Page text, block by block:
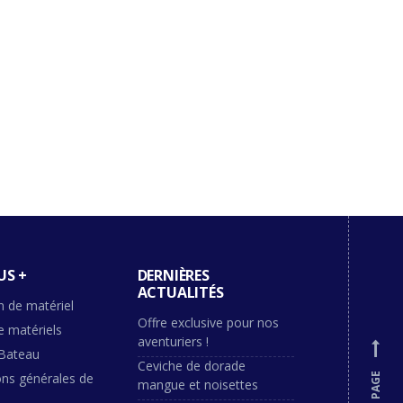
+
de matériel
matériels
générales de
DERNIÈRES
ACTUALITÉS
Offre exclusive pour nos
aventuriers !
Ceviche de dorade
mangue et noisettes